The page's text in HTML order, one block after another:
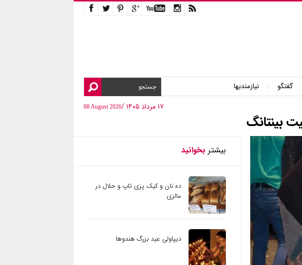
گفتگو
نیازمندیها
۱۷ مرداد ۱۴۰۵ /
08 August 2026
بیشتر بخوانید
ده نان و کیک پزی تاپ و حلال در
مالزی
دیپاولی عید بزرگ هندوها